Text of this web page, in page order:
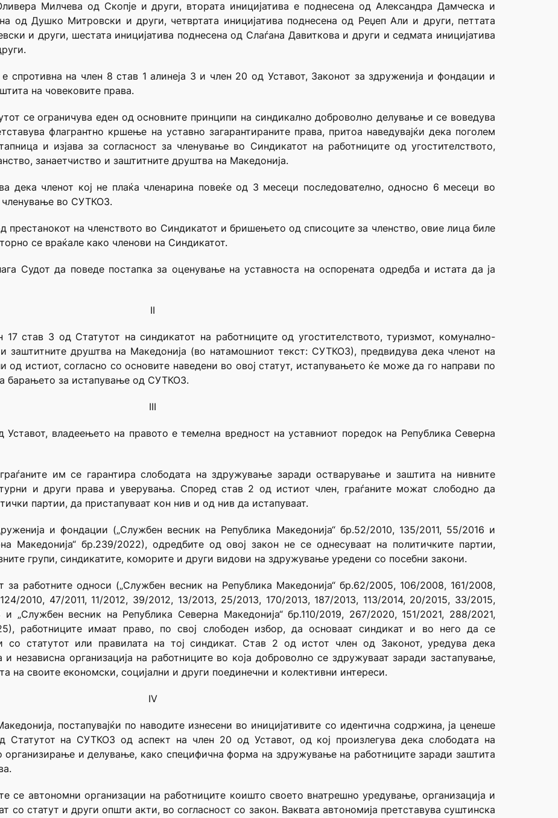
Милчева од Скопје и други, втората иницијатива е поднесена од Александра Дамческа и
од Душко Митровски и други, четвртата иницијатива поднесена од Реџеп Али и други, петтата
и други, шестата иницијатива поднесена од Слаѓана Давиткова и други и седмата иницијатива
спротивна на член 8 став 1 алинеја 3 и член 20 од Уставот, Законот за здруженија и фондации и
на човековите права.
се ограничува еден од основните принципи на синдикално доброволно делување и се воведува
флагрантно кршење на уставно загарантираните права, притоа наведувајќи дека поголем
и изјава за согласност за членување во Синдикатот на работниците од угостителството,
занаетчиство и заштитните друштва на Македонија.
дека членот кој не плаќа членарина повеќе од 3 месеци последователно, односно 6 месеци во
членување во СУТКОЗ.
престанокот на членството во Синдикатот и бришењето од списоците за членство, овие лица биле
се враќале како членови на Синдикатот.
Судот да поведе постапка за оценување на уставноста на оспорената одредба и истата да ја
II
став 3 од Статутот на синдикатот на работниците од угостителството, туризмот, комунално-
и заштитните друштва на Македонија (во натамошниот текст: СУТКОЗ), предвидува дека членот на
од истиот, согласно со основите наведени во овој статут, истапувањето ќе може да го направи по
барањето за истапување од СУТКОЗ.
III
Уставот, владеењето на правото е темелна вредност на уставниот поредок на Република Северна
им се гарантира слободата на здружување заради остварување и заштита на нивните
и други права и уверувања. Според став 2 од истиот член, граѓаните можат слободно да
партии, да пристапуваат кон нив и од нив да истапуваат.
и фондации („Службен весник на Република Македонија“ бр.52/2010, 135/2011, 55/2016 и
Македонија“ бр.239/2022), одредбите од овој закон не се однесуваат на политичките партии,
групи, синдикатите, коморите и други видови на здружување уредени со посебни закони.
работните односи („Службен весник на Република Македонија“ бр.62/2005, 106/2008, 161/2008,
2010, 47/2011, 11/2012, 39/2012, 13/2013, 25/2013, 170/2013, 187/2013, 113/2014, 20/2015, 33/2015,
„Службен весник на Република Северна Македонија“ бр.110/2019, 267/2020, 151/2021, 288/2021,
работниците имаат право, по свој слободен избор, да основаат синдикат и во него да се
со статутот или правилата на тој синдикат. Став 2 од истот член од Законот, уредува дека
независна организација на работниците во која доброволно се здружуваат заради застапување,
на своите економски, социјални и други поединечни и колективни интереси.
IV
постапувајќи по наводите изнесени во иницијативите со идентична содржина, ја ценеше
Статутот на СУТКОЗ од аспект на член 20 од Уставот, од кој произлегува дека слободата на
и делување, како специфична форма на здружување на работниците заради заштита
се автономни организации на работниците коишто своето внатрешно уредување, организација и
со статут и други општи акти, во согласност со закон. Ваквата автономија претставува суштинска